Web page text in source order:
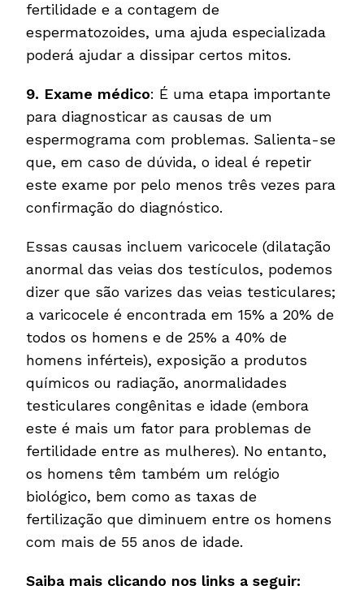
fertilidade e a contagem de
espermatozoides, uma ajuda especializada
poderá ajudar a dissipar certos mitos.
9. Exame médico: É uma etapa importante
para diagnosticar as causas de um
espermograma com problemas. Salienta-se
que, em caso de dúvida, o ideal é repetir
este exame por pelo menos três vezes para
confirmação do diagnóstico.
Essas causas incluem varicocele (dilatação
anormal das veias dos testículos, podemos
dizer que são varizes das veias testiculares;
a varicocele é encontrada em 15% a 20% de
todos os homens e de 25% a 40% de
homens inférteis), exposição a produtos
químicos ou radiação, anormalidades
testiculares congênitas e idade (embora
este é mais um fator para problemas de
fertilidade entre as mulheres). No entanto,
os homens têm também um relógio
biológico, bem como as taxas de
fertilização que diminuem entre os homens
com mais de 55 anos de idade.
Saiba mais clicando nos links a seguir: